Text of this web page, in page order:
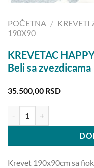
POČETNA / KREVETI
190X90
KREVETAC
Beli sa zvezdicama
35.500,00 RSD
Krevet 190x90cm sa